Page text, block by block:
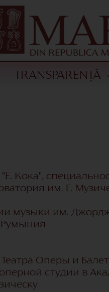
TRANSPARENȚĂ
"Е. Кока",
им. Г.
музыки им.
Румыния
Оперы и
оперной студии в